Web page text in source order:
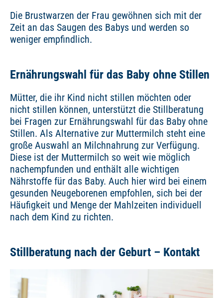
Die Brustwarzen der Frau gewöhnen sich mit der
Zeit an das Saugen des Babys und werden so
weniger empfindlich.
Ernährungswahl für das Baby ohne Stillen
Mütter, die ihr Kind nicht stillen möchten oder
nicht stillen können, unterstützt die Stillberatung
bei Fragen zur Ernährungswahl für das Baby ohne
Stillen. Als Alternative zur Muttermilch steht eine
große Auswahl an Milchnahrung zur Verfügung.
Diese ist der Muttermilch so weit wie möglich
nachempfunden und enthält alle wichtigen
Nährstoffe für das Baby. Auch hier wird bei einem
gesunden Neugeborenen empfohlen, sich bei der
Häufigkeit und Menge der Mahlzeiten individuell
nach dem Kind zu richten.
Stillberatung nach der Geburt – Kontakt